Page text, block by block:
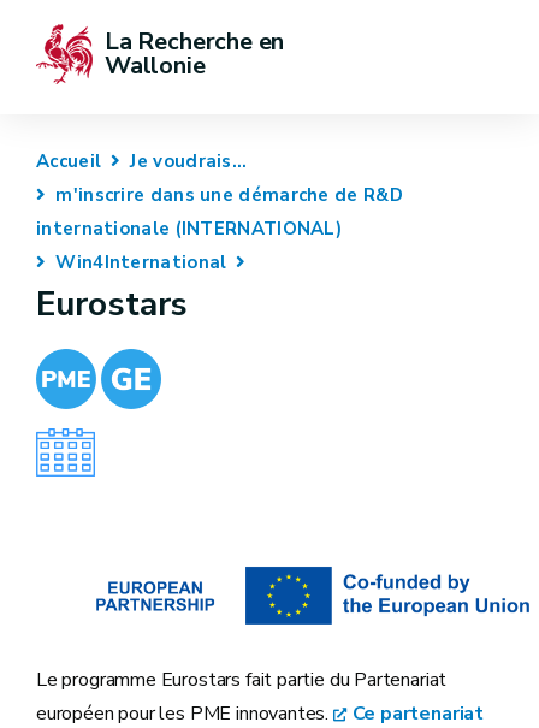
La Recherche en
Wallonie
Accueil
Je voudrais...
m'inscrire dans une démarche de R&D
internationale (INTERNATIONAL)
Win4International
Eurostars
Le programme Eurostars fait partie du Partenariat
européen pour les PME innovantes.
Ce partenariat